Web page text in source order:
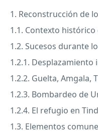
1. Reconstrucción de
1.1. Contexto
1.2. Sucesos durante
1.2.1.
1.2.2. Guelta,
1.2.3. Bombardeo de
1.2.4. El refugio en
1.3. Elementos